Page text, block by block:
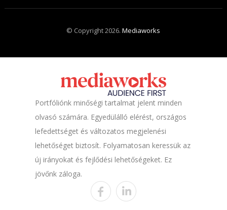
© Copyright 2026.Mediaworks
Portfóliónk minőségi tartalmat jelent minden
olvasó számára. Egyedülálló elérést, országos
lefedettséget és változatos megjelenési
lehetőséget biztosít. Folyamatosan keressük az
új irányokat és fejlődési lehetőségeket. Ez
jövőnk záloga.